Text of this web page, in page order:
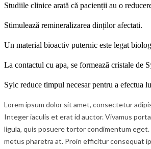
Studiile clinice arată că pacienții au o
Stimulează remineralizarea dințilorafectati.
Un material bioactiv puternic este legat
La contactul cu apa, se formează cristale de
Sylc reduce timpul necesar pentru a efectua
Lorem ipsum dolor sit amet, consectetur
Integer iaculis et erat id auctor. Vivamus
ligula, quis posuere tortor condimentum
metus pharetra at. Proin efficitur consequat